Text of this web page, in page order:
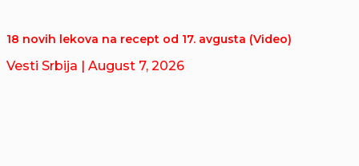
18 novih lekova na recept od 17. avgusta (Video)
Vesti Srbija | August 7, 2026